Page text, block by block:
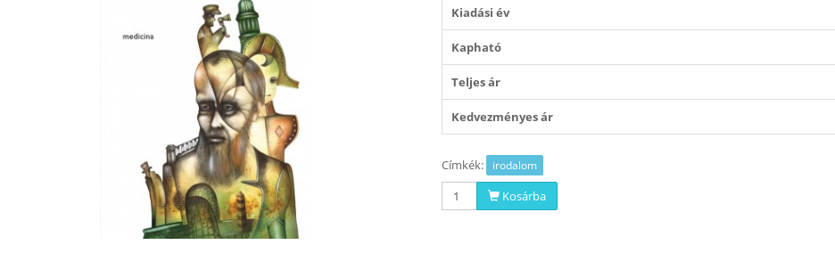
Kiadási év
Kapható
Teljes ár
Kedvezményes ár
Címkék: irodalom
Kosárba